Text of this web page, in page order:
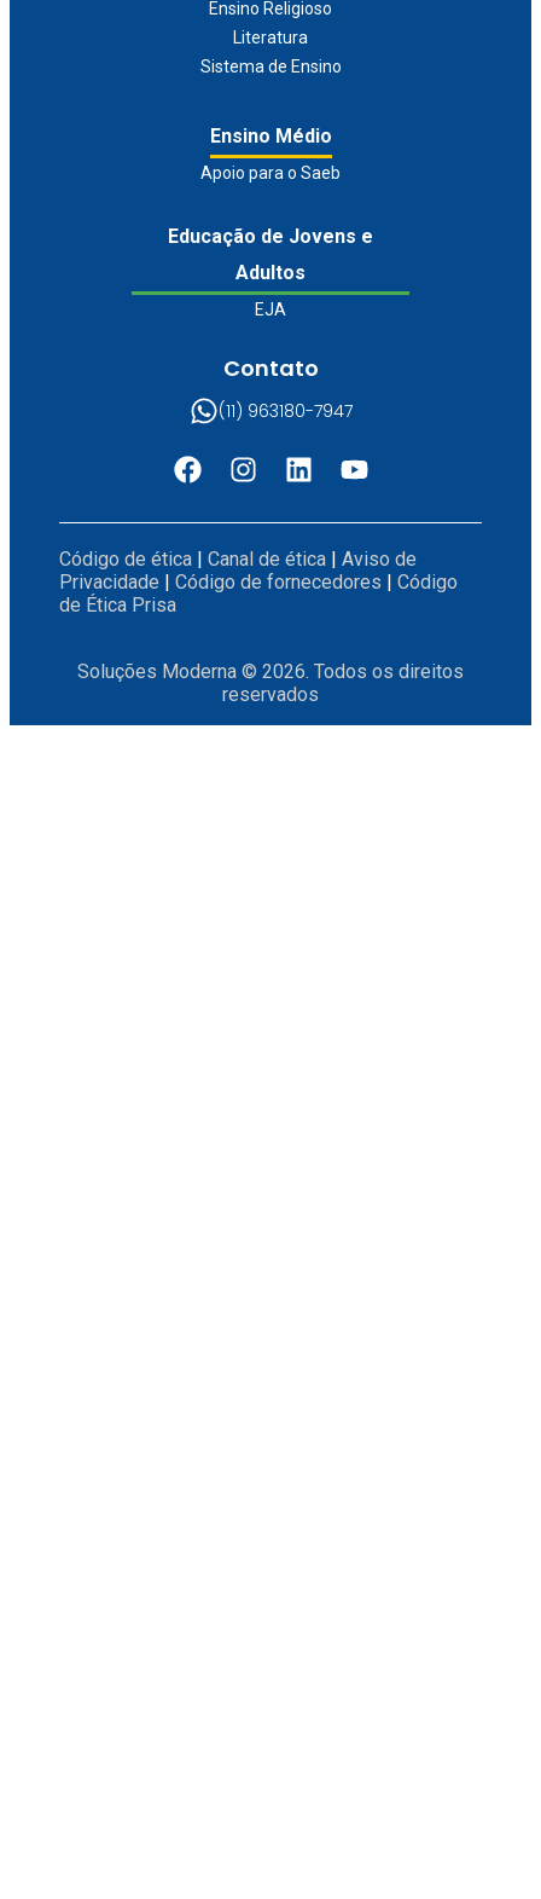
Ensino Religioso
Literatura
Sistema de Ensino
Ensino Médio
Apoio para o Saeb
Educação de Jovens e
Adultos
EJA
Contato
(11) 963180-7947
Código de ética |Canal de ética |Aviso de
Privacidade |Código de fornecedores |Código
de Ética Prisa
Soluções Moderna © 2026. Todos os direitos
reservados